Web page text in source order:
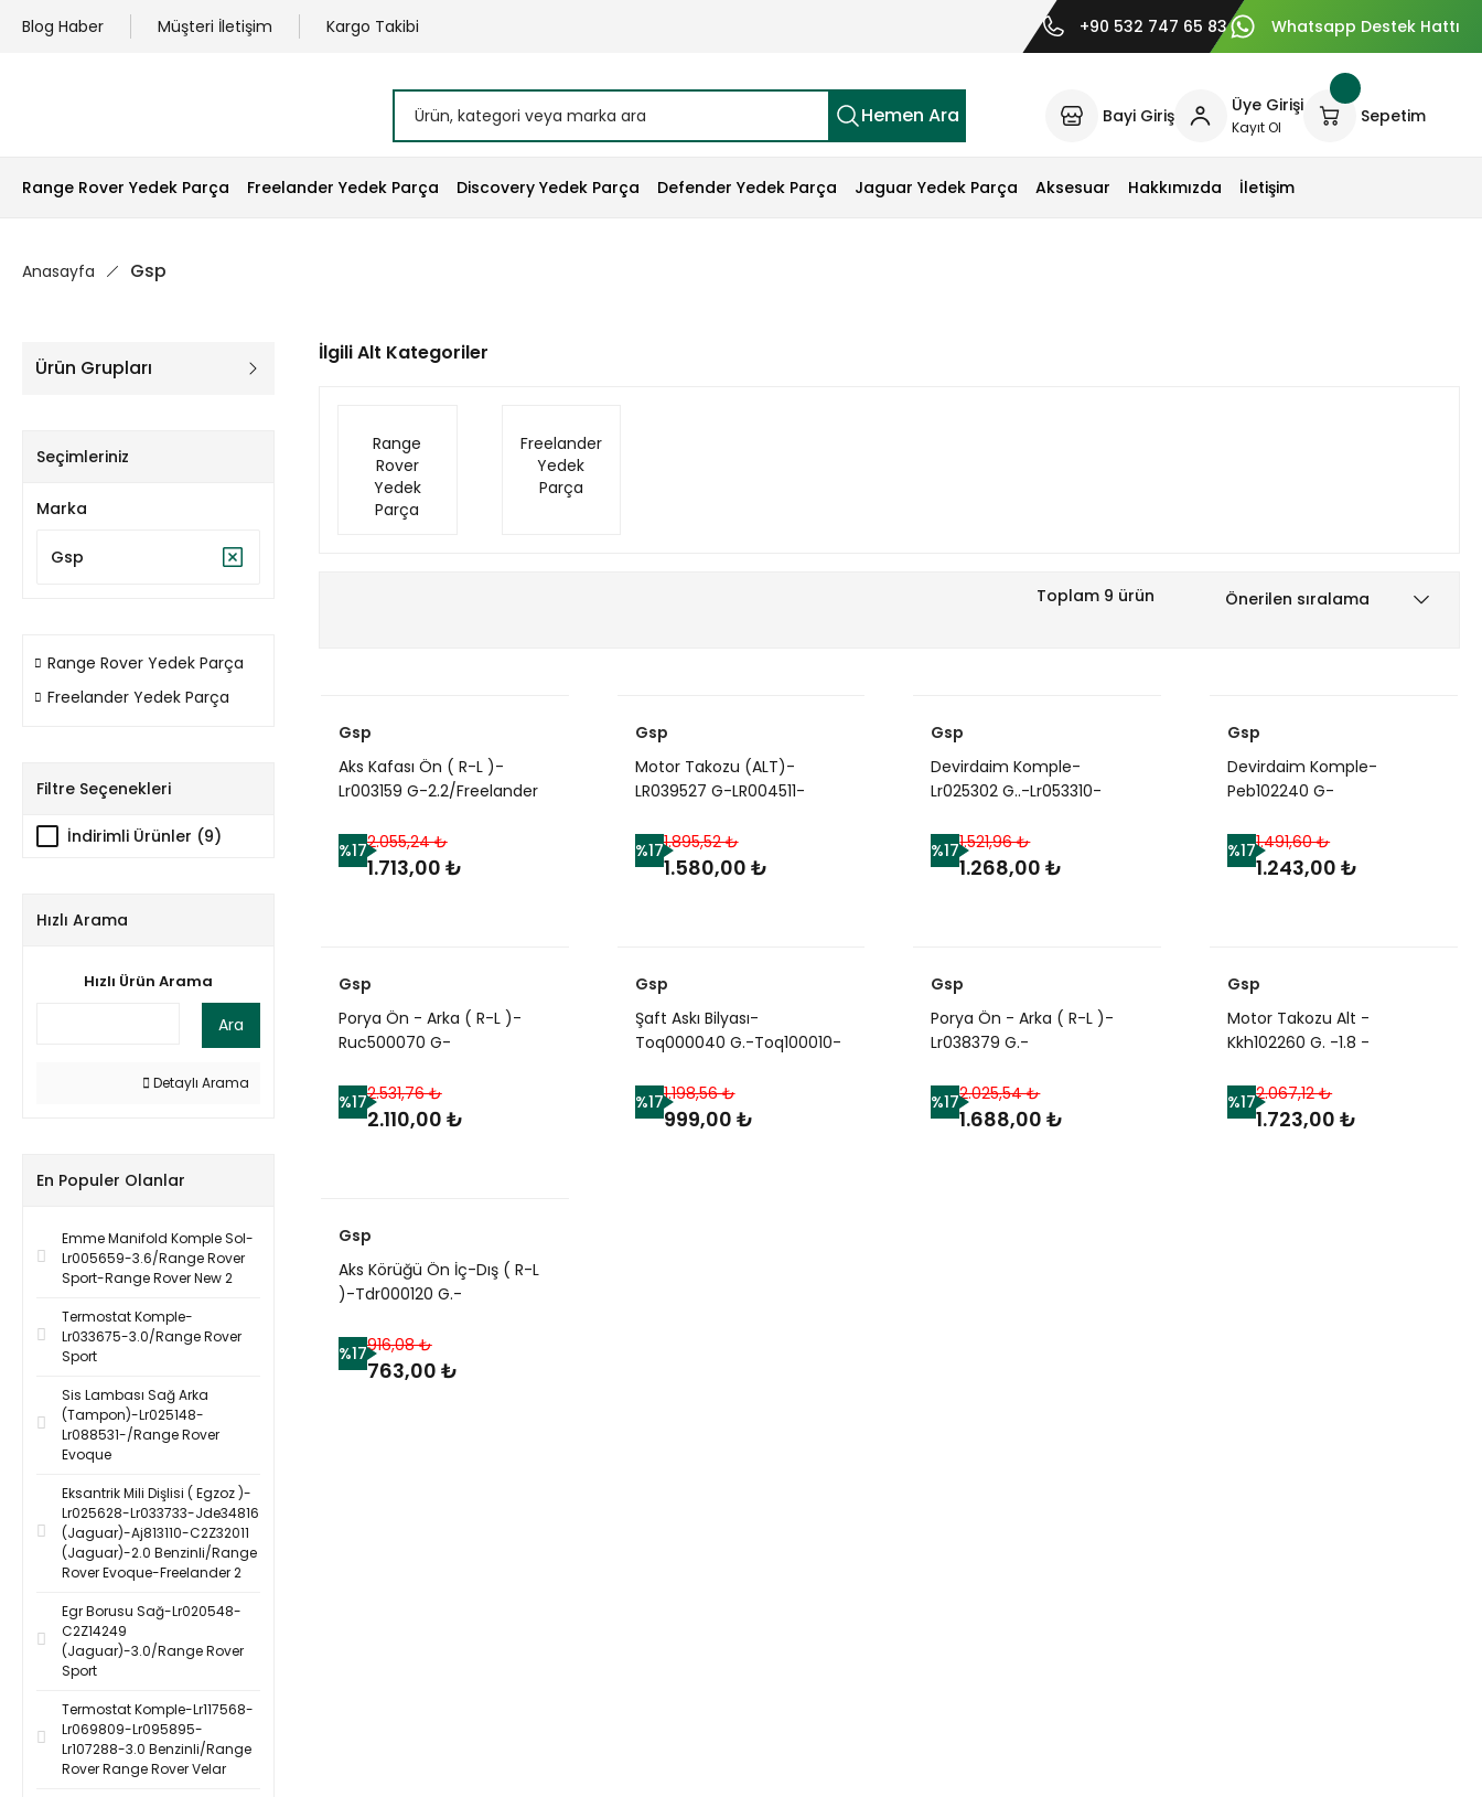
Blog Haber Müşteri İletişim Kargo Takibi +90 532 747 65 83 Whatsapp Destek Hattı
Hemen Ara Bayi Giriş Üye Girişi
Kayıt Ol
Sepetim
Range Rover Yedek Parça Freelander Yedek Parça Discovery Yedek Parça Defender Yedek Parça Jaguar Yedek Parça Aksesuar Hakkımızda İletişim
Anasayfa Gsp
Ürün Grupları
Seçimleriniz
Marka
Gsp
Range Rover Yedek Parça
Freelander Yedek Parça
Filtre Seçenekleri
İndirimli Ürünler (9)
Hızlı Arama
Hızlı Ürün Arama
Ara
Detaylı Arama
En Populer Olanlar
Emme Manifold Komple Sol-
Lr005659-3.6/Range Rover
Sport-Range Rover New 2
Termostat Komple-
Lr033675-3.0/Range Rover
Sport
Sis Lambası Sağ Arka
(Tampon)-Lr025148-
Lr088531-/Range Rover
Evoque
Eksantrik Mili Dişlisi ( Egzoz )-
Lr025628-Lr033733-Jde34816
(Jaguar)-Aj813110-C2Z32011
(Jaguar)-2.0 Benzinli/Range
Rover Evoque-Freelander 2
Egr Borusu Sağ-Lr020548-
C2Z14249
(Jaguar)-3.0/Range Rover
Sport
Termostat Komple-Lr117568-
Lr069809-Lr095895-
Lr107288-3.0 Benzinli/Range
Rover Range Rover Velar
İlgili Alt Kategoriler
Range
Rover
Yedek
Parça
Freelander
Yedek
Parça
Toplam 9 ürün
Gsp
Aks Kafası Ön ( R-L )-
Lr003159 G-2.2/Freelander
%172.055,24 ₺
1.713,00 ₺
Gsp
Motor Takozu (ALT)-
LR039527 G-LR004511-
LR032653-J9C1379-
J9C1378 (JAGUAR)-F.LAND
%171.895,52 ₺
1.580,00 ₺
Gsp
Devirdaim Komple-
Lr025302 G..-Lr053310-
Jde36106-Xr858491-
Jde38893 (Jaguar)-2.0
%171.521,96 ₺
1.268,00 ₺
Gsp
Devirdaim Komple-
Peb102240 G-
%171.491,60 ₺
1.243,00 ₺
Gsp
Porya Ön - Arka ( R-L )-
Ruc500070 G-
%172.531,76 ₺
2.110,00 ₺
Gsp
Şaft Askı Bilyası-
Toq000040 G.-Toq100010-
%171.198,56 ₺
999,00 ₺
Gsp
Porya Ön - Arka ( R-L )-
Lr038379 G.-
Sport-Range Rover New
%172.025,54 ₺
1.688,00 ₺
Gsp
Motor Takozu Alt -
Kkh102260 G. -1.8 -
%172.067,12 ₺
1.723,00 ₺
Gsp
Aks Körüğü Ön İç-Dış ( R-L
)-Tdr000120 G.-
New 2
%17916,08 ₺
763,00 ₺